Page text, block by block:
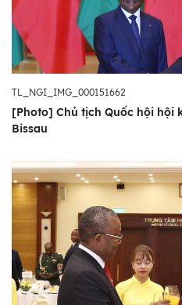
TL_NGI_IMG_000151662
[Photo] Chủ tịch Quốc hội hội
Bissau